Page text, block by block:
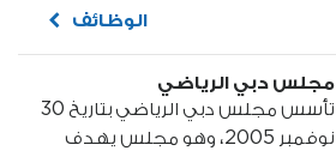
الحدود والمنافذ من محاولات
الجمركية وتنظيم ...
الوظائف
مجلس دبي الرياضي
تأسس مجلس دبي الرياضي بتاريخ 30
نوفمبر 2005، وهو مجلس يهدف